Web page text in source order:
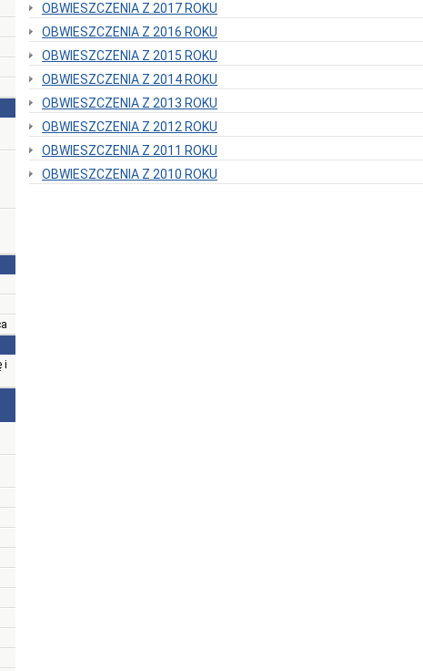
i
OBWIESZCZENIA Z 2017 ROKU
OBWIESZCZENIA Z 2016 ROKU
OBWIESZCZENIA Z 2015 ROKU
OBWIESZCZENIA Z 2014 ROKU
OBWIESZCZENIA Z 2013 ROKU
OBWIESZCZENIA Z 2012 ROKU
OBWIESZCZENIA Z 2011 ROKU
OBWIESZCZENIA Z 2010 ROKU